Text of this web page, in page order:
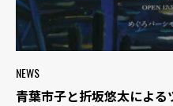
NEWS
青葉市子と折坂悠太によ